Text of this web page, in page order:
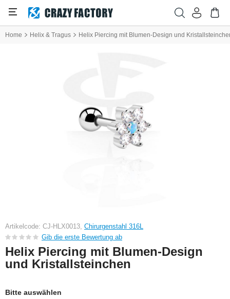
Home Helix & Tragus Helix Piercing mit Blumen-Design und
Artikelcode: CJ-HLX0013, Chirurgenstahl 316L
Gib die erste Bewertung ab
Helix Piercing mit Blumen-Design
und Kristallsteinchen
Bitte auswählen